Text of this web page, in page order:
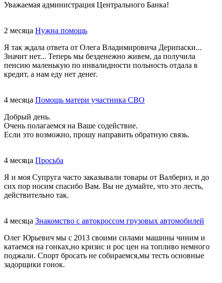
Уважаемая администрация Центрального Банка!
2 месяца Нужна помощь
Я так ждала ответа от Олега Владимировича Дерипаски...
Значит нет... Теперь мы безденежно живем, да получила
пенсию маленькую по инвалидности польность отдала в
кредит, а нам еду нет денег.
4 месяца Помощь матери участника СВО
Добрый день.
Очень полагаемся на Ваше содействие.
Если это возможно, прошу направить обратную связь.
4 месяца Просьба
Я и моя Супруга часто заказывали товары от Валбериз, и до
сих пор носим спасибо Вам. Вы не думайте, что это лесть,
действительно так.
4 месяца Знакомство с автокроссом грузовых автомобилей
Олег Юрьевич мы с 2013 своими силами машины чиним и
катаемся на гонках,но кризис и рос цен на топливо немного
поджали. Спорт бросать не собираемся,мы тесть основные
задорщики гонок.